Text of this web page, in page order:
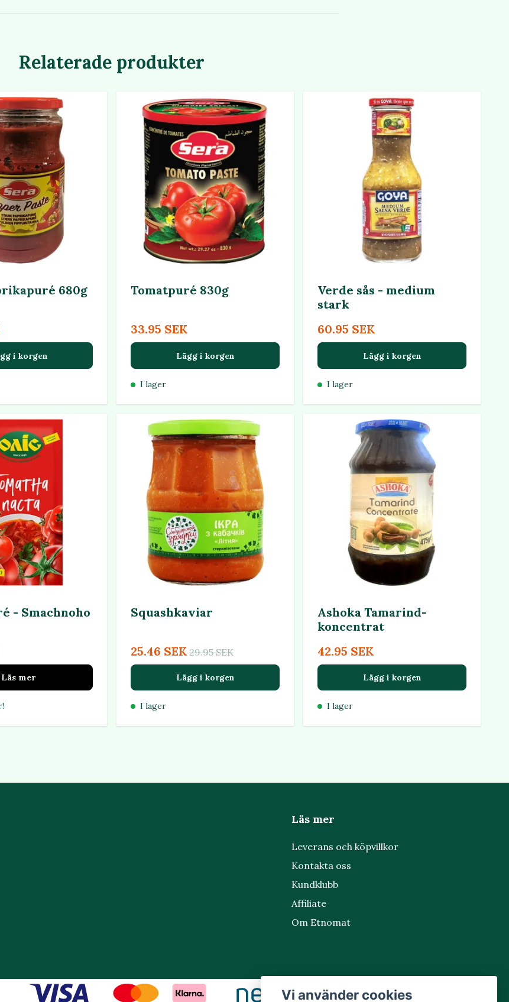
Relaterade produkter
680g
i korgen
Tomatpuré 830g
33.95 SEK
Lägg i korgen
I lager
Verde sås - medium
stark
60.95 SEK
Lägg i korgen
I lager
- Smachnoho
Läs mer
Squashkaviar
25.46 SEK 29.95 SEK
Lägg i korgen
I lager
Ashoka Tamarind-
koncentrat
42.95 SEK
Lägg i korgen
I lager
Läs mer
Leverans och köpvillkor
Kontakta oss
Kundklubb
Affiliate
Om Etnomat
Vi använder cookies